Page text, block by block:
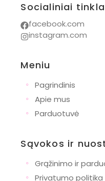
Socialiniai
facebook.com
instagram.com
Meniu
◦
Pagrindinis
◦ Apie mus
◦ Parduotuvė
Sąvokos ir
◦
Grąžinimo ir
◦ Privatumo politika